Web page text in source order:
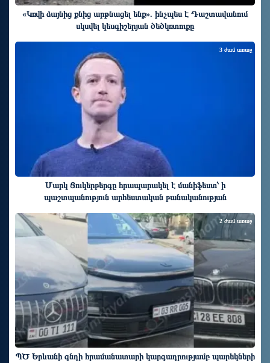
«Կռվի ձայնից քնից արթնացել ենք». ինչպես է Դաշտավանում
սկսվել կեսգիշերյան ծեծկռտուքը
Մարկ Ցուկերբերգը հրապարակել է մանիֆեստ՝ ի
պաշտպանություն արհեստական բանականության
3 ժամ առաջ
ՊԾ Երևանի գնդի հրամանատարի կարգադրությամբ պարեկների
2 ժամ առաջ